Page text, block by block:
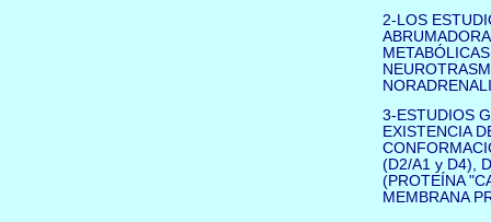
2-LOS
3-ESTUDIOS
EXISTENCIA
(D2/A1 y D4),
(PROTEÍNA
MEMBRANA